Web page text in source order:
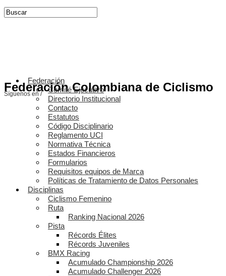
Federación Colombiana de Ciclismo
Síguenos en /
Federación
Comité Ejecutivo
Directorio Institucional
Contacto
Estatutos
Código Disciplinario
Reglamento UCI
Normativa Técnica
Estados Financieros
Formularios
Requisitos equipos de Marca
Políticas de Tratamiento de Datos Personales
Disciplinas
Ciclismo Femenino
Ruta
Ranking Nacional 2026
Pista
Récords Élites
Récords Juveniles
BMX Racing
Acumulado Championship 2026
Acumulado Challenger 2026